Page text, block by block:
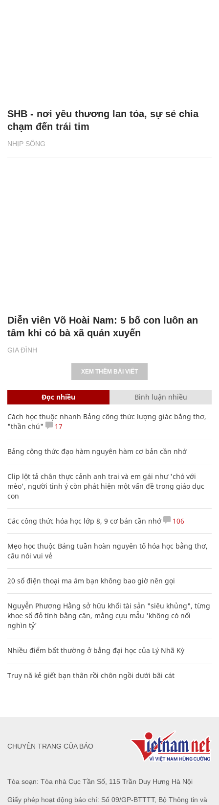
NHỊP SỐNG
SHB - nơi yêu thương lan tỏa, sự sẻ chia
chạm đến trái tim
GIA ĐÌNH
Diễn viên Võ Hoài Nam: 5 bố con luôn an
tâm khi có bà xã quán xuyến
XEM THÊM BÀI VIẾT
Đọc nhiều Bình luận nhiều
Cách học thuộc nhanh Bảng công thức lượng giác bằng thơ,
"thần chú"
17
Bảng công thức đạo hàm nguyên hàm cơ bản cần nhớ
Clip lột tả chân thực cảnh anh trai và em gái như 'chó với
mèo', người tinh ý còn phát hiện một vấn đề trong giáo dục
con
Các công thức hóa học lớp 8, 9 cơ bản cần nhớ 106
Mẹo học thuộc Bảng tuần hoàn nguyên tố hóa học bằng thơ,
câu nói vui vẻ
20 số điện thoại ma ám bạn không bao giờ nên gọi
Nguyễn Phương Hằng sở hữu khối tài sản "siêu khủng", từng
khoe sổ đỏ tính bằng cân, mắng cựu mẫu 'không có nổi
nghìn tỷ'
Nhiều điểm bất thường ở bằng đại học của Lý Nhã Kỳ
Truy nã kẻ giết bạn thân rồi chôn ngồi dưới bãi cát
Tòa soạn: Tòa nhà Cục Tần Số, 115 Trần Duy Hưng Hà Nội
Giấy phép hoạt động báo chí: Số 09/GP-BTTTT, Bộ Thông tin và
CHUYÊN TRANG CỦA BÁO